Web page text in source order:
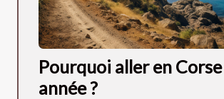
Pourquoi aller en
année ?